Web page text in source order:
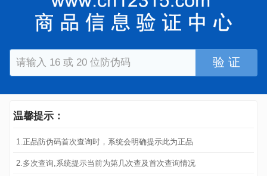
验 证
温馨提示：
1.正品防伪码首次查询时，系统会明确提示此为正品
2.多次查询,系统提示当前为第几次查及首次查询情况